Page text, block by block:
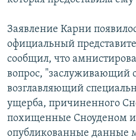
Заявление Карни
официальный
сообщил, что
вопрос, "заслуживающий
возглавляющий
ущерба, причиненного
похищенные Сноуденом и
опубликованные данные